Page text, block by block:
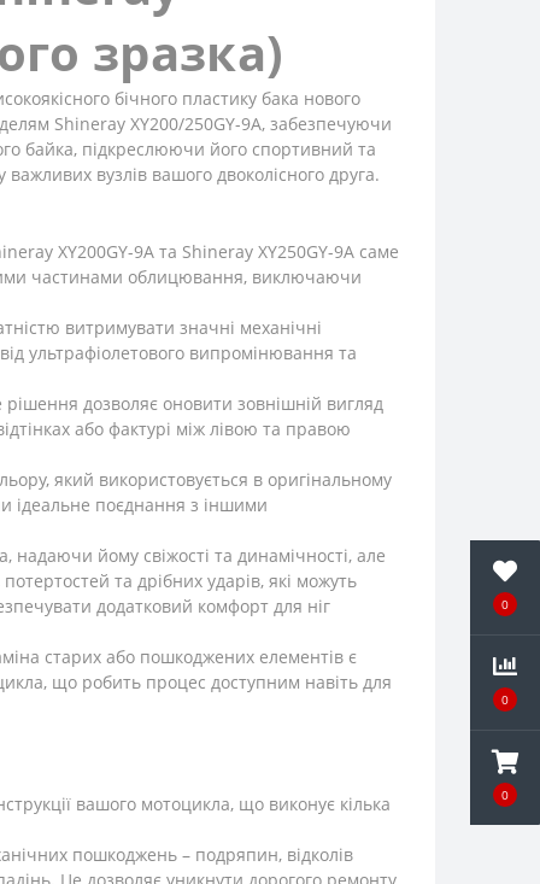
0
0
0
зразка)
бічного пластику бака нового
Shineray XY200/250GY-9A, забезпечуючи
байка, підкреслюючи його спортивний та
вузлів вашого двоколісного друга.
XY200GY-9A та Shineray XY250GY-9A саме
частинами облицювання, виключаючи
витримувати значні механічні
ультрафіолетового випромінювання та
дозволяє оновити зовнішній вигляд
або фактурі між лівою та правою
який використовується в оригінальному
ідеальне поєднання з іншими
йому свіжості та динамічності, але
та дрібних ударів, які можуть
додатковий комфорт для ніг
старих або пошкоджених елементів є
що робить процес доступним навіть для
вашого мотоцикла, що виконує кілька
пошкоджень – подряпин, відколів